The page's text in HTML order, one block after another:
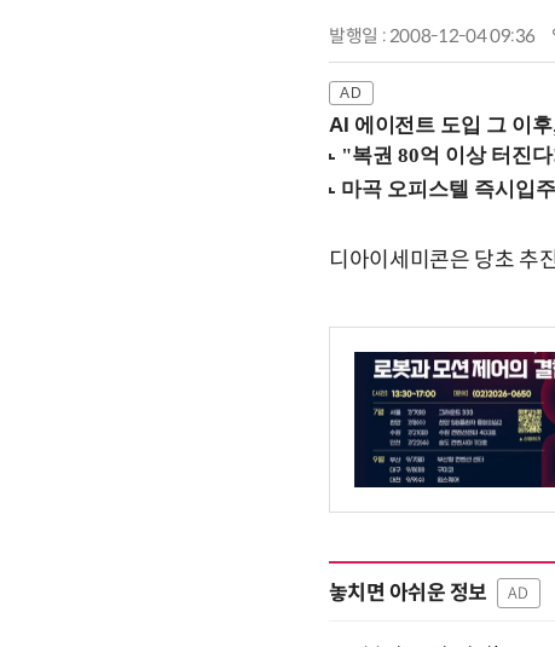
발행일 : 2008-12-04 09:36
AI 에이전트 도입 그 이
디아이세미콘은 당초 추
놓치면 아쉬운 정보 AD